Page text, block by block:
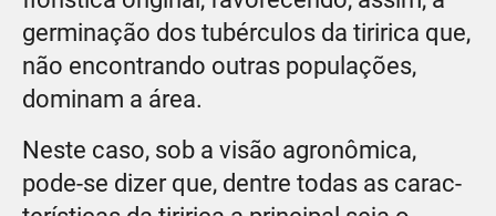
germinação dos tubérculos da tiririca que,
não encontrando outras populações,
dominam a área.
Neste caso, sob a visão agronômica,
pode-se dizer que, dentre todas as carac-